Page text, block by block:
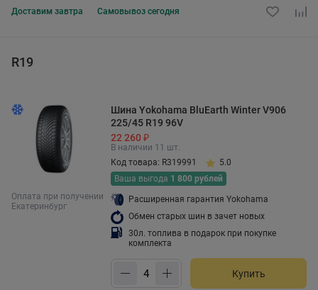
Доставим завтра Самовывоз сегодня
R19
Оплата при получении
Екатеринбург
Шина Yokohama BluEarth Winter V906
225/45 R19 96V
22 260 ₽
В наличии 11 шт.
Код товара: R319991
5.0
Ваша выгода 1 800 рублей
Расширенная гарантия Yokohama
Обмен старых шин в зачет новых
30л. топлива в подарок при покупке
комплекта
Купить